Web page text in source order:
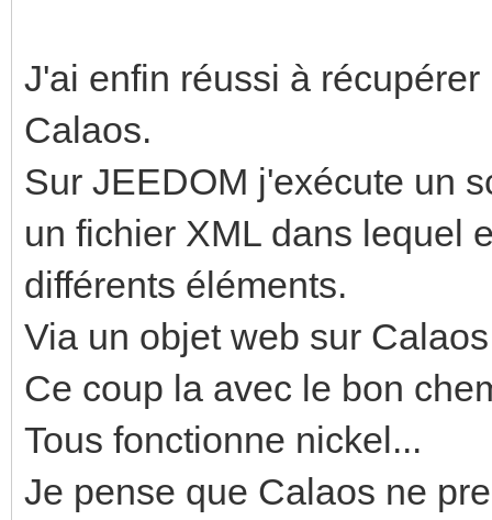
J'ai enfin réussi à
Calaos.
Sur JEEDOM j'exécute un
un fichier XML dans lequel
différents éléments.
Via un objet web sur
Ce coup la avec le bon
Tous fonctionne nickel...
Je pense que Calaos ne